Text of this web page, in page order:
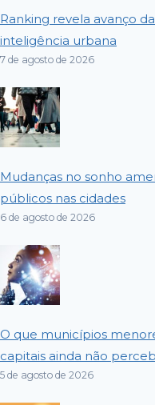
Ranking revela avanço
inteligência urbana
7 de agosto de 2026
Mudanças no sonho
públicos nas cidades
6 de agosto de 2026
O que municípios
capitais ainda não
5 de agosto de 2026